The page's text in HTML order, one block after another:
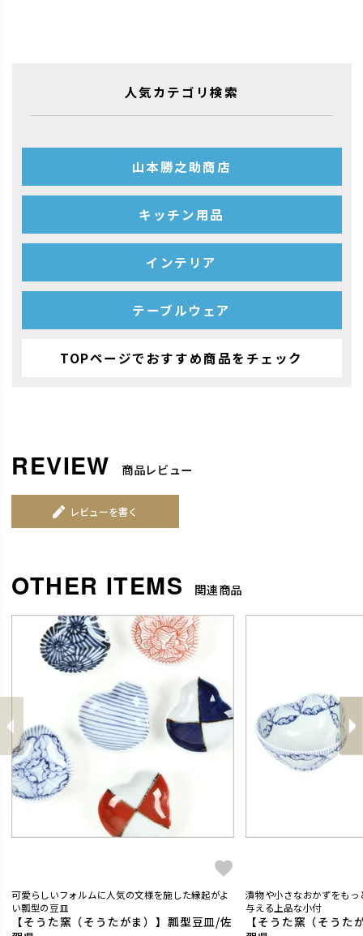
人気カテゴリ検索
山本勝之助商店
キッチン用品
インテリア
テーブルウェア
TOPページでおすすめ商品をチェック
商品レビュー
レビューを書く
関連商品
前
へ
可愛らしいフォルムに人気の文様を施した縁起がよ
い瓢型の豆皿
【そうた窯（そうたがま）】瓢型豆皿/佐
漬物や小さなおかずをも
与える上品な小付
【そうた窯（そう
次
へ